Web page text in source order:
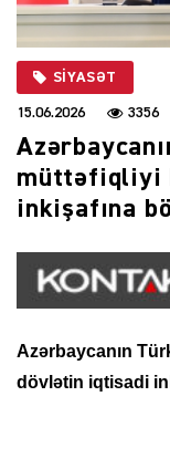
SIYASƏT
15.06.2026 3356
müttəfiqliyi
inkişafına
Azərbaycanın
dövlətin iqtisadi